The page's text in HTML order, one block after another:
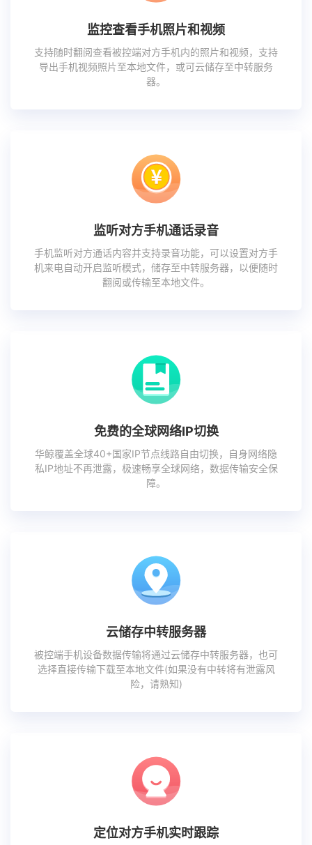
监控查看手机照片和视频
支持随时翻阅查看被控端对方手机内的照片和视频，支持
导出手机视频照片至本地文件，或可云储存至中转服务
器。
监听对方手机通话录音
手机监听对方通话内容并支持录音功能，可以设置对方手
机来电自动开启监听模式，储存至中转服务器，以便随时
翻阅或传输至本地文件。
免费的全球网络IP切换
华鲸覆盖全球40+国家IP节点线路自由切换，自身网络隐
私IP地址不再泄露，极速畅享全球网络，数据传输安全保
障。
云储存中转服务器
被控端手机设备数据传输将通过云储存中转服务器，也可
选择直接传输下载至本地文件(如果没有中转将有泄露风
险，请熟知)
定位对方手机实时跟踪